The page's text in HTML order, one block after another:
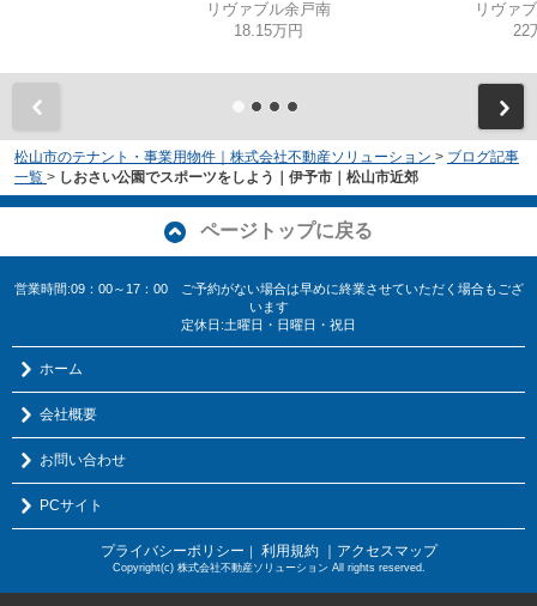
リヴァブル余戸南
18.15万円
リヴァ
22
松山市のテナント・事業用物件｜株式会社不動産ソリューション > ブログ記事
一覧 > しおさい公園でスポーツをしよう｜伊予市｜松山市近郊
ページトップに戻る
営業時間:09：00～17：00 ご予約がない場合は早めに終業させていただく場合もござ
います
定休日:土曜日・日曜日・祝日
ホーム
会社概要
お問い合わせ
PCサイト
プライバシーポリシー ｜ 利用規約 ｜アクセスマップ
Copyright(c) 株式会社不動産ソリューション All rights reserved.